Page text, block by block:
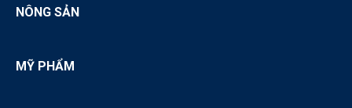
NÔNG SẢN
MỸ PHẨM